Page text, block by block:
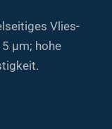
Vlies-
µm; hohe